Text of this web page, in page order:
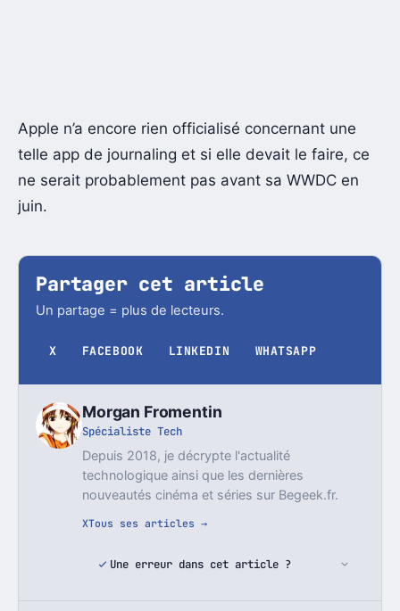
Apple n’a encore rien officialisé concernant une
telle app de journaling et si elle devait le faire, ce
ne serait probablement pas avant sa WWDC en
juin.
Partager cet article
Un partage = plus de lecteurs.
X FACEBOOK LINKEDIN WHATSAPP
Morgan Fromentin
Spécialiste Tech
Depuis 2018, je décrypte l'actualité
technologique ainsi que les dernières
nouveautés cinéma et séries sur Begeek.fr.
XTous ses articles →
Une erreur dans cet article ?